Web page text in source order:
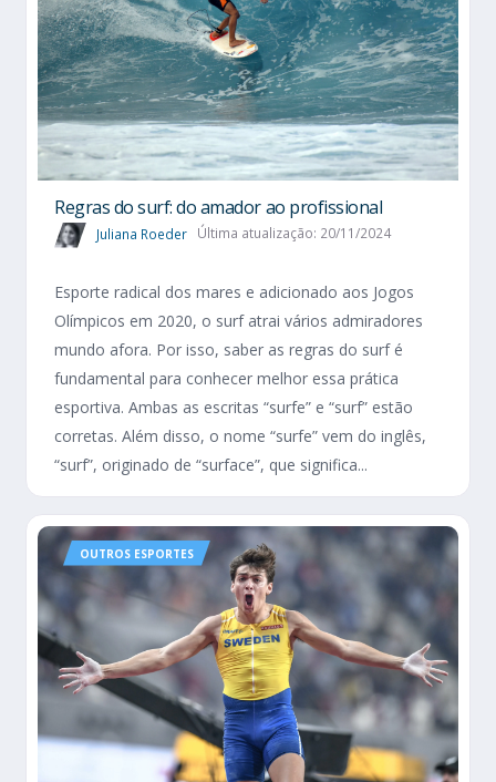
Regras do surf: do amador ao profissional
Juliana Roeder Última atualização: 20/11/2024
Esporte radical dos mares e adicionado aos Jogos
Olímpicos em 2020, o surf atrai vários admiradores
mundo afora. Por isso, saber as regras do surf é
fundamental para conhecer melhor essa prática
esportiva. Ambas as escritas “surfe” e “surf” estão
corretas. Além disso, o nome “surfe” vem do inglês,
“surf”, originado de “surface”, que significa...
OUTROS ESPORTES